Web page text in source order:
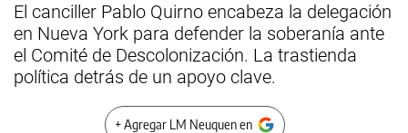
El canciller Pablo Quirno encabeza la delegación
en Nueva York para defender la soberanía ante
el Comité de Descolonización. La trastienda
política detrás de un apoyo clave.
+ Agregar LM Neuquen en